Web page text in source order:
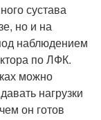
сустава
но и на
наблюдением
по ЛФК.
можно
нагрузки
он готов